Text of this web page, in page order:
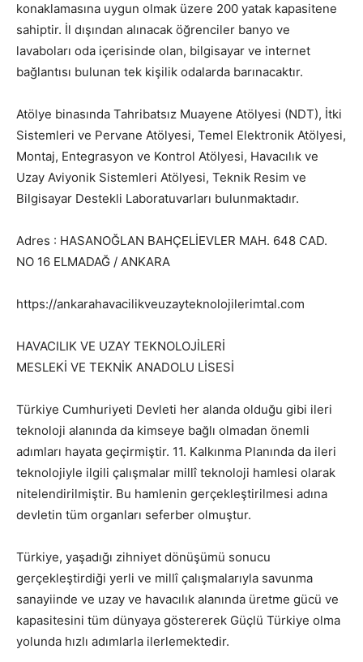
konaklamasına uygun olmak üzere 200 yatak kapasitene
sahiptir. İl dışından alınacak öğrenciler banyo ve
lavaboları oda içerisinde olan, bilgisayar ve internet
bağlantısı bulunan tek kişilik odalarda barınacaktır.
Atölye binasında Tahribatsız Muayene Atölyesi (NDT), İtki
Sistemleri ve Pervane Atölyesi, Temel Elektronik Atölyesi,
Montaj, Entegrasyon ve Kontrol Atölyesi, Havacılık ve
Uzay Aviyonik Sistemleri Atölyesi, Teknik Resim ve
Bilgisayar Destekli Laboratuvarları bulunmaktadır.
Adres : HASANOĞLAN BAHÇELİEVLER MAH. 648 CAD.
NO 16 ELMADAĞ / ANKARA
https://ankarahavacilikveuzayteknolojilerimtal.com
HAVACILIK VE UZAY TEKNOLOJİLERİ
MESLEKİ VE TEKNİK ANADOLU LİSESİ
Türkiye Cumhuriyeti Devleti her alanda olduğu gibi ileri
teknoloji alanında da kimseye bağlı olmadan önemli
adımları hayata geçirmiştir. 11. Kalkınma Planında da ileri
teknolojiyle ilgili çalışmalar millî teknoloji hamlesi olarak
nitelendirilmiştir. Bu hamlenin gerçekleştirilmesi adına
devletin tüm organları seferber olmuştur.
Türkiye, yaşadığı zihniyet dönüşümü sonucu
gerçekleştirdiği yerli ve millî çalışmalarıyla savunma
sanayiinde ve uzay ve havacılık alanında üretme gücü ve
kapasitesini tüm dünyaya göstererek Güçlü Türkiye olma
yolunda hızlı adımlarla ilerlemektedir.